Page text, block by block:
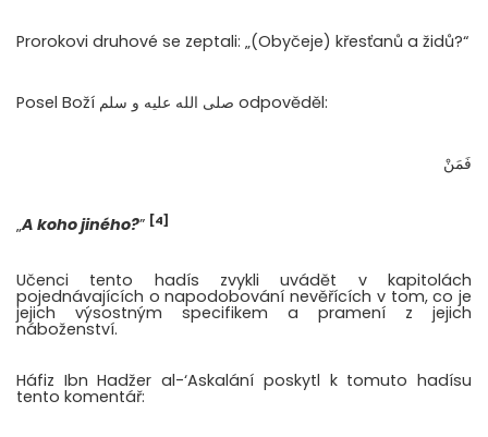
Prorokovi druhové se zeptali: „(Obyčeje) křesťanů a židů?“
Posel Boží صلى الله عليه و سلم odpověděl:
فَمَنْ
„A koho jiného?” [4]
Učenci tento hadís zvykli uvádět v kapitolách
pojednávajících o napodobování nevěřících v tom, co je
jejich výsostným specifikem a pramení z jejich
náboženství.
Háfiz Ibn Hadžer al-‘Askalání poskytl k tomuto hadísu
tento komentář: